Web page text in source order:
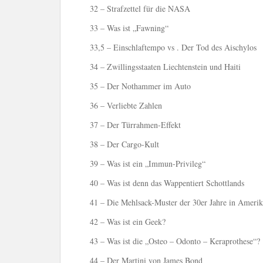
32 – Strafzettel für die NASA
33 – Was ist „Fawning“
33,5 – Einschlaftempo vs . Der Tod des Aischylos
34 – Zwillingsstaaten Liechtenstein und Haiti
35 – Der Nothammer im Auto
36 – Verliebte Zahlen
37 – Der Türrahmen-Effekt
38 – Der Cargo-Kult
39 – Was ist ein „Immun-Privileg“
40 – Was ist denn das Wappentiert Schottlands
41 – Die Mehlsack-Muster der 30er Jahre in
42 – Was ist ein Geek?
43 – Was ist die „Osteo – Odonto – Keraprothese“?
44 – Der Martini von James Bond